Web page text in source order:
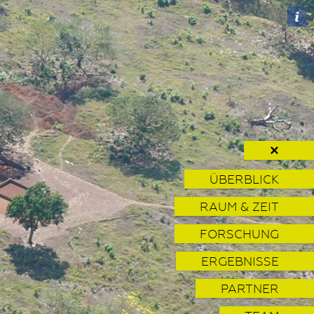
✕
ÜBERBLICK
RAUM & ZEIT
FORSCHUNG
ERGEBNISSE
PARTNER